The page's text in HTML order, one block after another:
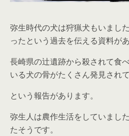
弥生時代の犬は狩猟犬もいまし
ったという過去を伝える資料があ
長崎県の辻遺跡から殺されて食
いる犬の骨がたくさん発見されて
という報告があります。
弥生人は農作生活をしていまし
たそうです。